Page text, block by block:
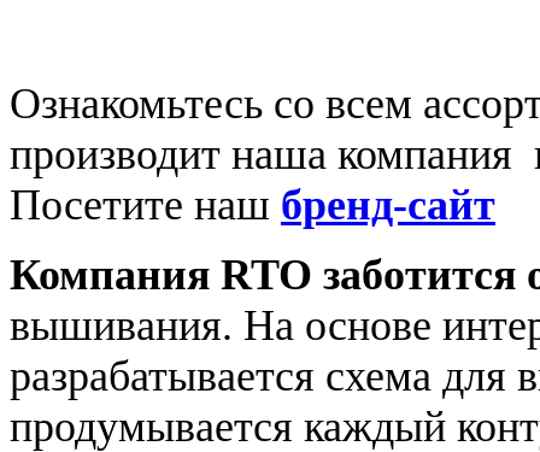
Ознакомьтесь со всем
производит наша компания
Посетите наш бренд-сайт
Компания RTO заботится
вышивания. На основе
разрабатывается схема
продумывается каждый